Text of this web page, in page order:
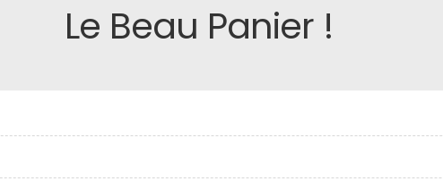
Le Beau Panier !